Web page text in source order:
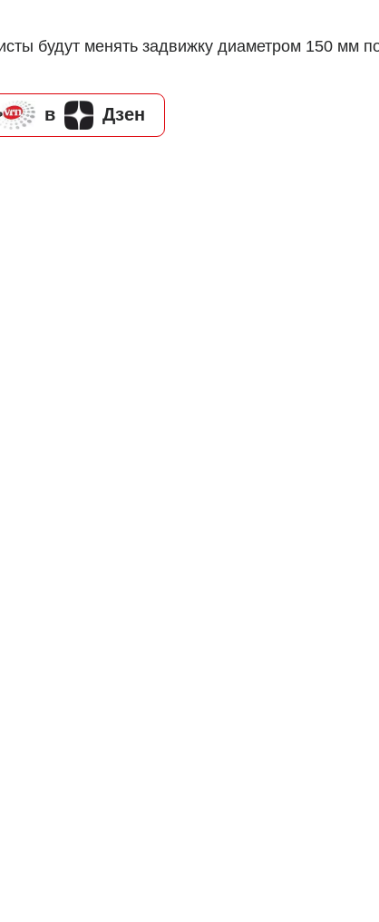
будут менять задвижку диаметром 150 мм
в Дзен